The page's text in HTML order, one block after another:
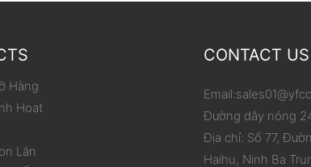
Hàng
Hoạt
Lăn
CONTACT US
Email:
Đường dây nóng
Địa chỉ: Số 77,
Haihu, Ninh Ba